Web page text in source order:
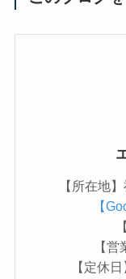
【所在地
【
【
【定休